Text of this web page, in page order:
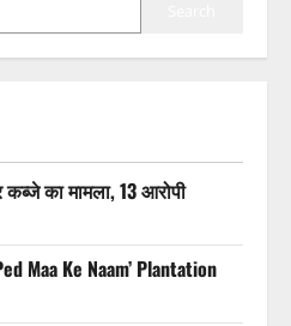
कब्जे का मामला, 13 आरोपी
Maa Ke Naam’ Plantation